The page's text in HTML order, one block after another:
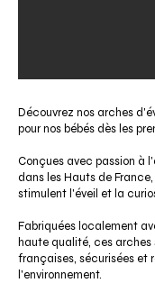
Découvrez nos arches
pour nos bébés dès les
Conçues avec passion à
dans les Hauts de
stimulent l'éveil et la
Fabriquées localement
haute qualité, ces arches
françaises, sécurisées et
l'environnement.